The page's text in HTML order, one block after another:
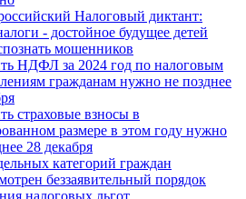
Налоговый диктант:
- достойное будущее детей
мошенников
НДФЛ за 2024 год по налоговым
гражданам нужно не позднее
страховые взносы в
размере в этом году нужно
28 декабря
категорий граждан
беззаявительный порядок
налоговых льгот